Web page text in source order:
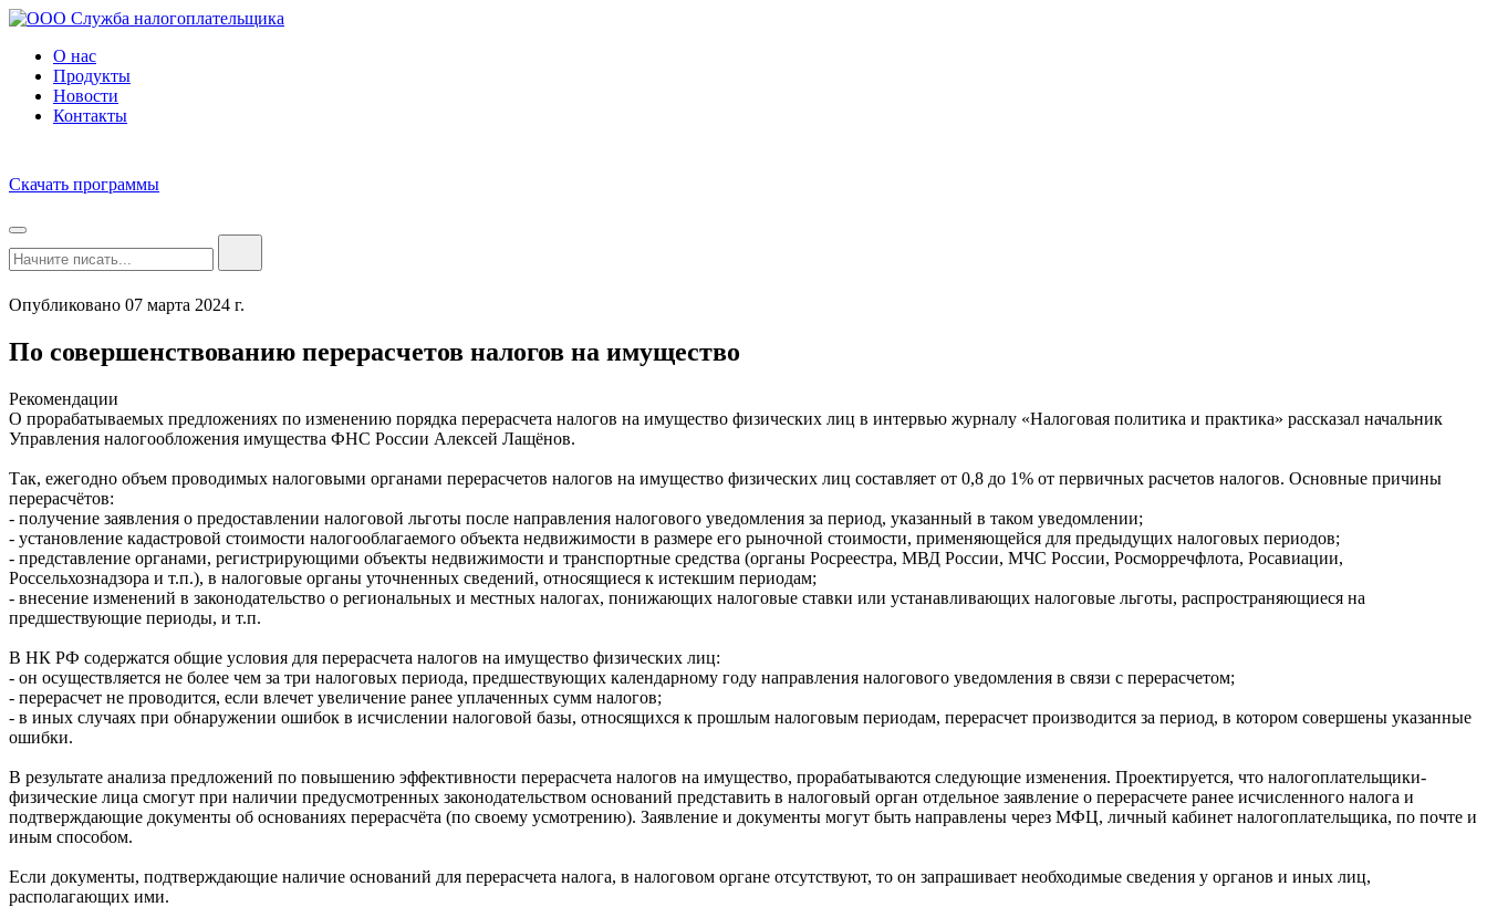
О нас
Продукты
Новости
Контакты
Скачать программы
Опубликовано 07 марта 2024 г.
По совершенствованию перерасчетов налогов на имущество
Рекомендации
О прорабатываемых предложениях по изменению порядка перерасчета налогов на имущество физических лиц в интервью журналу «Налоговая политика и практика» рассказал начальник
Управления налогообложения имущества ФНС России Алексей Лащёнов.
Так, ежегодно объем проводимых налоговыми органами перерасчетов налогов на имущество физических лиц составляет от 0,8 до 1% от первичных расчетов налогов. Основные причины
перерасчётов:
- получение заявления о предоставлении налоговой льготы после направления налогового уведомления за период, указанный в таком уведомлении;
- установление кадастровой стоимости налогооблагаемого объекта недвижимости в размере его рыночной стоимости, применяющейся для предыдущих налоговых периодов;
- представление органами, регистрирующими объекты недвижимости и транспортные средства (органы Росреестра, МВД России, МЧС России, Росморречфлота, Росавиации,
Россельхознадзора и т.п.), в налоговые органы уточненных сведений, относящиеся к истекшим периодам;
- внесение изменений в законодательство о региональных и местных налогах, понижающих налоговые ставки или устанавливающих налоговые льготы, распространяющиеся на
предшествующие периоды, и т.п.
В НК РФ содержатся общие условия для перерасчета налогов на имущество физических лиц:
- он осуществляется не более чем за три налоговых периода, предшествующих календарному году направления налогового уведомления в связи с перерасчетом;
- перерасчет не проводится, если влечет увеличение ранее уплаченных сумм налогов;
- в иных случаях при обнаружении ошибок в исчислении налоговой базы, относящихся к прошлым налоговым периодам, перерасчет производится за период, в котором совершены указанные
ошибки.
В результате анализа предложений по повышению эффективности перерасчета налогов на имущество, прорабатываются следующие изменения. Проектируется, что налогоплательщики-
физические лица смогут при наличии предусмотренных законодательством оснований представить в налоговый орган отдельное заявление о перерасчете ранее исчисленного налога и
подтверждающие документы об основаниях перерасчёта (по своему усмотрению). Заявление и документы могут быть направлены через МФЦ, личный кабинет налогоплательщика, по почте и
иным способом.
Если документы, подтверждающие наличие оснований для перерасчета налога, в налоговом органе отсутствуют, то он запрашивает необходимые сведения у органов и иных лиц,
располагающих ими.